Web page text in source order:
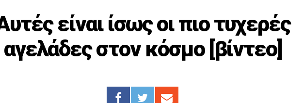
είναι ίσως οι πιο τυχερές
αγελάδες στον κόσμο [βίντεο]